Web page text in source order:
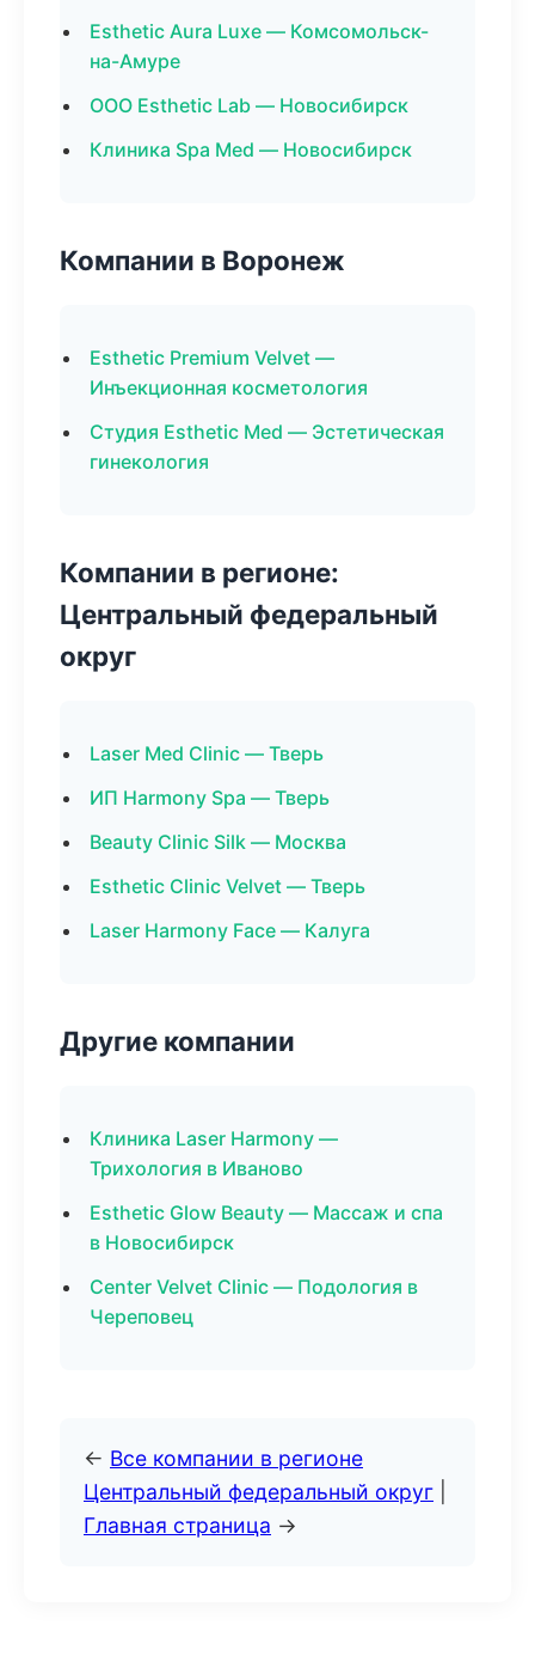
Esthetic Aura Luxe — Комсомольск-
на-Амуре
ООО Esthetic Lab — Новосибирск
Клиника Spa Med — Новосибирск
Компании в Воронеж
Esthetic Premium Velvet —
Инъекционная косметология
Студия Esthetic Med — Эстетическая
гинекология
Компании в регионе:
Центральный федеральный
округ
Laser Med Clinic — Тверь
ИП Harmony Spa — Тверь
Beauty Clinic Silk — Москва
Esthetic Clinic Velvet — Тверь
Laser Harmony Face — Калуга
Другие компании
Клиника Laser Harmony —
Трихология в Иваново
Esthetic Glow Beauty — Массаж и спа
в Новосибирск
Center Velvet Clinic — Подология в
Череповец
← Все компании в регионе
Центральный федеральный округ
Главная страница →